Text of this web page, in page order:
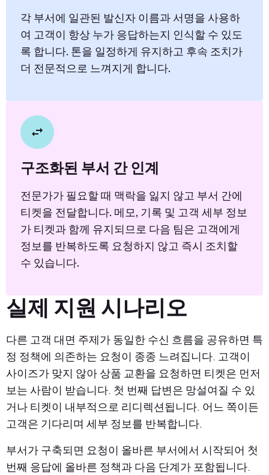
각 부서에 일관된 발신자 이름과 서명을 사용하
여 고객이 항상 누가 응답하는지 인식할 수 있도
록 합니다. 톤을 일정하게 유지하고 후속 조치가
더 전문적으로 느껴지게 합니다.
구조화된 부서 간 인계
전문가가 필요할 때 맥락을 잃지 않고 부서 간에
티켓을 전달합니다. 메모, 기록 및 고객 세부 정보
가 티켓과 함께 유지되므로 다음 팀은 고객에게
정보를 반복하도록 요청하지 않고 즉시 조치할
수 있습니다.
실제 지원 시나리오
다른 고객 대면 주제가 동일한 수신 흐름을 공유하면 특
정 정책에 의존하는 요청이 종종 느려집니다. 고객이
사이즈가 맞지 않아 상품 교환을 요청하면 티켓은 먼저
보는 사람이 받습니다. 첫 번째 답변은 망설여질 수 있
거나 티켓이 내부적으로 리디렉션됩니다. 어느 쪽이든
고객은 기다리며 세부 정보를 반복합니다.
부서가 구축되면 요청이 올바른 부서에서 시작되어 첫
번째 응답에 올바른 정책과 다음 단계가 포함됩니다.